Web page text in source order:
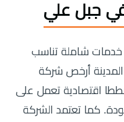
جبل علي
خدمات شاملة تناسب
المدينة أرخص شركة
اقتصادية تعمل على
كما تعتمد الشركة